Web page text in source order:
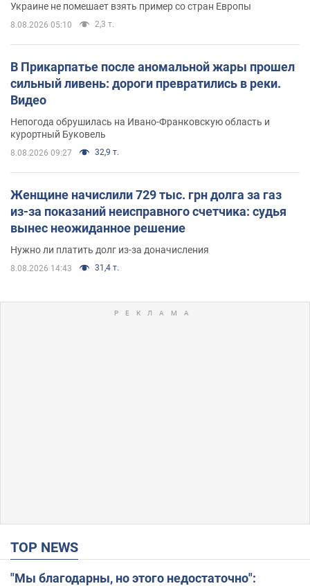
Украине не помешает взять пример со стран Европы
8.08.2026 05:10 2,3 т.
В Прикарпатье после аномальной жары прошел
сильный ливень: дороги превратились в реки.
Видео
Непогода обрушилась на Ивано-Франковскую область и
курортный Буковель
8.08.2026 09:27 32,9 т.
Женщине начислили 729 тыс. грн долга за газ
из-за показаний неисправного счетчика: судья
вынес неожиданное решение
Нужно ли платить долг из-за доначисления
8.08.2026 14:43 31,4 т.
TOP NEWS
"Мы благодарны, но этого недостаточно":